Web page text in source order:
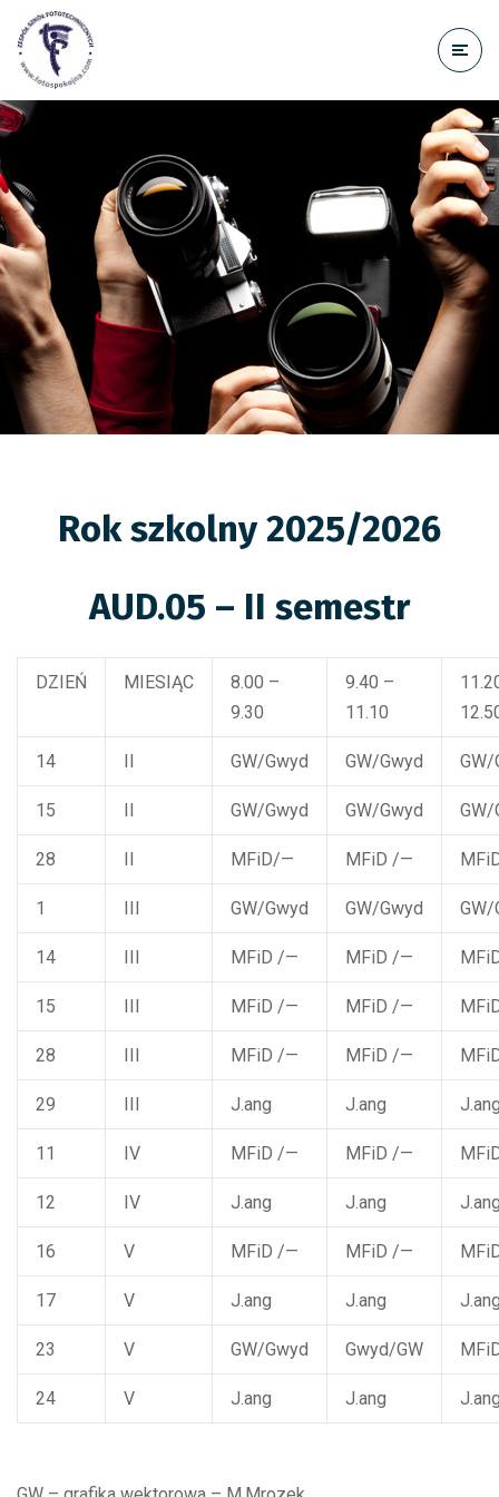
treści
Rok szkolny 2025/2026
AUD.05 – II semestr
DZIEŃ MIESIĄC
8.00 –
9.30
9.40 –
11.10
14 II GW/Gwyd GW/Gwyd GW/
15 II GW/Gwyd GW/Gwyd GW/
28 II MFiD/— MFiD /—
1 III GW/Gwyd GW/Gwyd GW/
14 III MFiD /— MFiD /—
15 III MFiD /— MFiD /—
28 III MFiD /— MFiD /—
29 III J.ang J.ang
11 IV MFiD /— MFiD /—
12 IV J.ang J.ang
16 V MFiD /— MFiD /—
17 V J.ang J.ang
23 V GW/Gwyd Gwyd/GW
24 V J.ang J.ang